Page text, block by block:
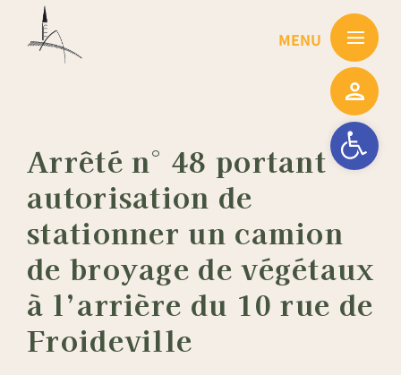
Ouvrir la
Arrêté n° 48 portant
autorisation de
stationner un camion
de broyage de végétaux
à l’arrière du 10 rue de
Froideville